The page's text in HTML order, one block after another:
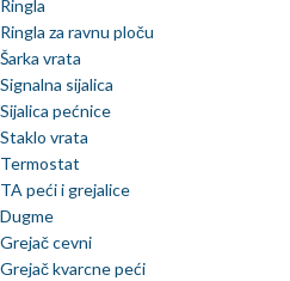
Ringla
Ringla za ravnu ploču
Šarka vrata
Signalna sijalica
Sijalica pećnice
Staklo vrata
Termostat
TA peći i grejalice
Dugme
Grejač cevni
Grejač kvarcne peći